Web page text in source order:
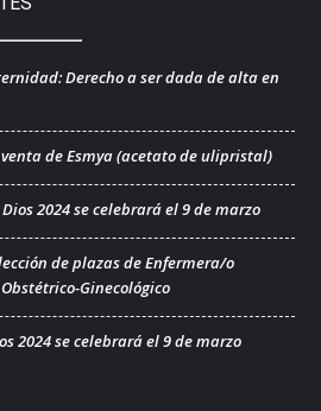
Derecho a ser dada de alta en
de Esmya (acetato de ulipristal)
2024 se celebrará el 9 de marzo
de plazas de Enfermera/o
Ginecológico
2024 se celebrará el 9 de marzo